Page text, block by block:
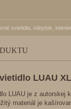
svietidla, nábytok,
LUAU XL
LUAU je z autorskej
materiál je